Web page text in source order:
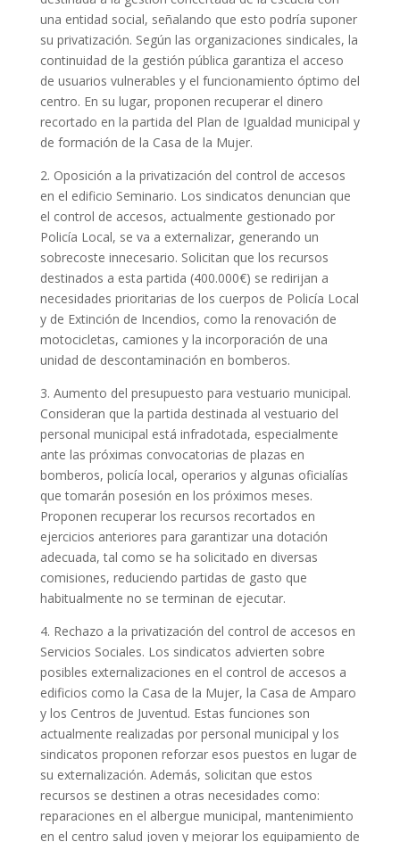
una entidad social, señalando que esto podría suponer
su privatización. Según las organizaciones sindicales, la
continuidad de la gestión pública garantiza el acceso
de usuarios vulnerables y el funcionamiento óptimo del
centro. En su lugar, proponen recuperar el dinero
recortado en la partida del Plan de Igualdad municipal y
de formación de la Casa de la Mujer.
2. Oposición a la privatización del control de accesos
en el edificio Seminario. Los sindicatos denuncian que
el control de accesos, actualmente gestionado por
Policía Local, se va a externalizar, generando un
sobrecoste innecesario. Solicitan que los recursos
destinados a esta partida (400.000€) se redirijan a
necesidades prioritarias de los cuerpos de Policía Local
y de Extinción de Incendios, como la renovación de
motocicletas, camiones y la incorporación de una
unidad de descontaminación en bomberos.
3. Aumento del presupuesto para vestuario municipal.
Consideran que la partida destinada al vestuario del
personal municipal está infradotada, especialmente
ante las próximas convocatorias de plazas en
bomberos, policía local, operarios y algunas oficialías
que tomarán posesión en los próximos meses.
Proponen recuperar los recursos recortados en
ejercicios anteriores para garantizar una dotación
adecuada, tal como se ha solicitado en diversas
comisiones, reduciendo partidas de gasto que
habitualmente no se terminan de ejecutar.
4. Rechazo a la privatización del control de accesos en
Servicios Sociales. Los sindicatos advierten sobre
posibles externalizaciones en el control de accesos a
edificios como la Casa de la Mujer, la Casa de Amparo
y los Centros de Juventud. Estas funciones son
actualmente realizadas por personal municipal y los
sindicatos proponen reforzar esos puestos en lugar de
su externalización. Además, solicitan que estos
recursos se destinen a otras necesidades como:
reparaciones en el albergue municipal, mantenimiento
en el centro salud joven y mejorar los equipamiento de